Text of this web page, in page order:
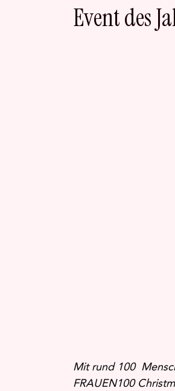
Event des
Mit rund 100
FRAUEN100